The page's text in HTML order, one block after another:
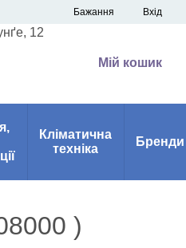
Бажання Вхід
12
Мій кошик
Кліматична
техніка
Бренди
)